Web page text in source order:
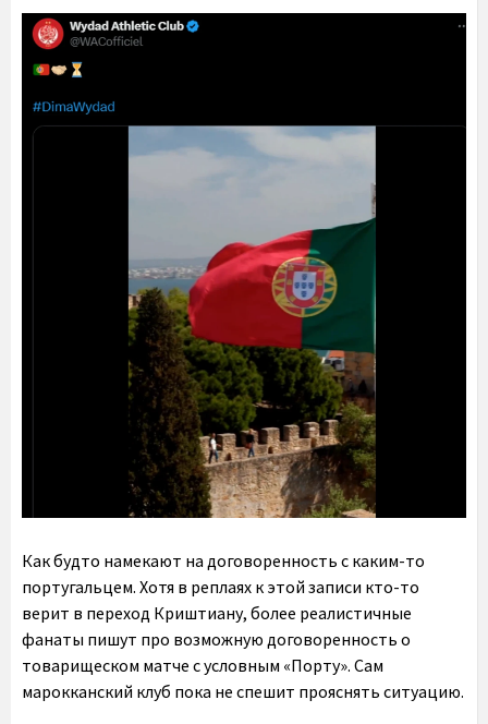
Как будто намекают на договоренность с каким-то
португальцем. Хотя в реплаях к этой записи кто-то
верит в переход Криштиану, более реалистичные
фанаты пишут про возможную договоренность о
товарищеском матче с условным «Порту». Сам
марокканский клуб пока не спешит прояснять ситуацию.